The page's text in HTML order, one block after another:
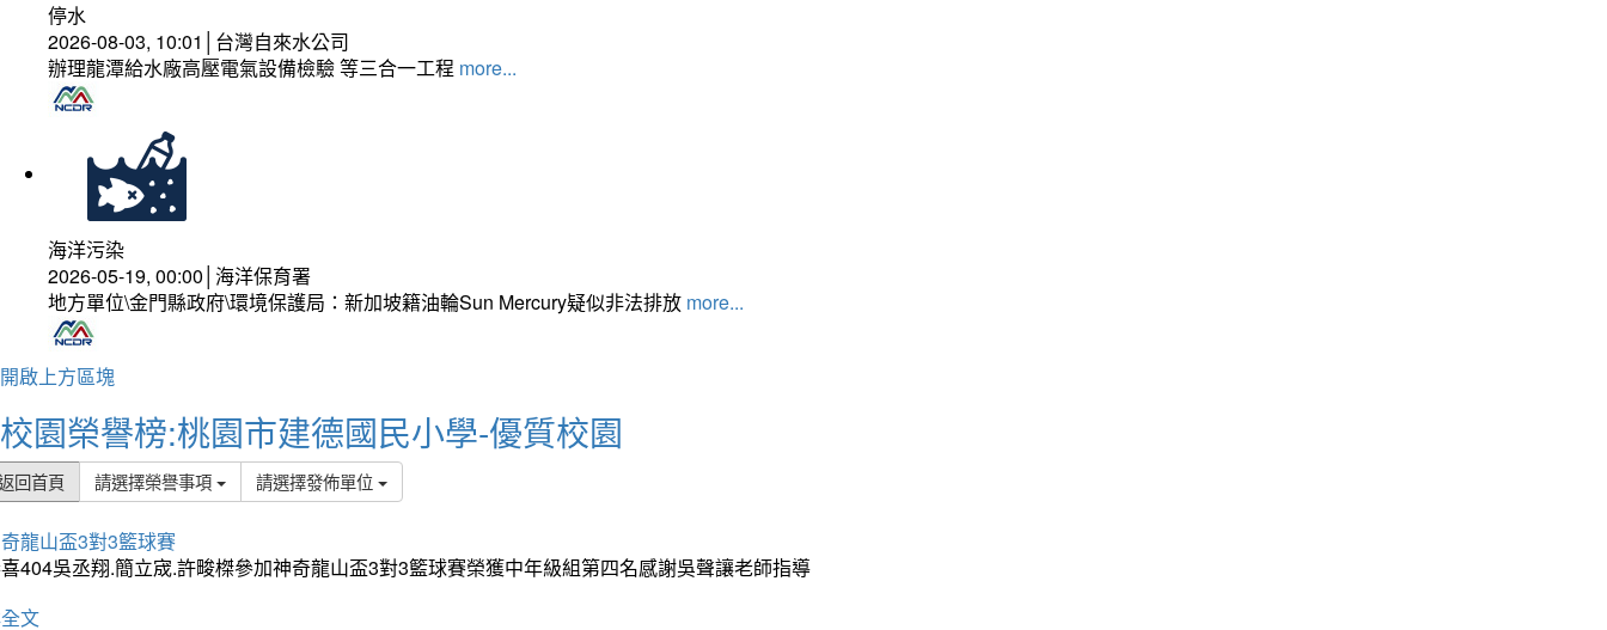
停水
2026-08-03, 10:01│台灣自來水公司
辦理龍潭給水廠高壓電氣設備檢驗 等三合一工程 more...
海洋污染
2026-05-19, 00:00│海洋保育署
地方單位\金門縣政府\環境保護局：新加坡籍油輪Sun Mercury疑似非法排放 more...
開啟上方區塊
校園榮譽榜:桃園市建德國民小學-優質校園
回首頁 請選擇榮譽事項 請選擇發佈單位
龍山盃3對3籃球賽
404吳丞翔.簡立宬.許畯榤參加神奇龍山盃3對3籃球賽榮獲中年級組第四名感謝吳聲讓老師指導
文